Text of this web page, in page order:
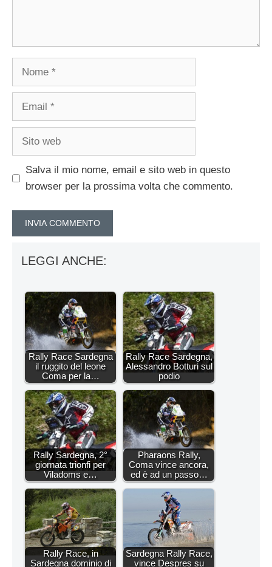
Nome
Email
Sito
Salva il mio nome, email e sito web in questo
browser per la prossima volta che commento.
LEGGI ANCHE:
Rally Race Sardegna
il ruggito del leone
Coma per la…
Rally Race Sardegna,
Alessandro Botturi sul
podio
Rally Sardegna, 2°
giornata trionfi per
Viladoms e…
Pharaons Rally,
Coma vince ancora,
ed è ad un passo…
Rally Race, in
Sardegna dominio di
Sardegna Rally Race,
vince Despres su